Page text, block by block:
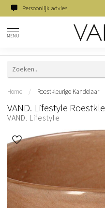
Persoonlijk advies
MENU
Home / Roestkleurige Kandelaar
VAND. Lifestyle
VAND. Lifestyle